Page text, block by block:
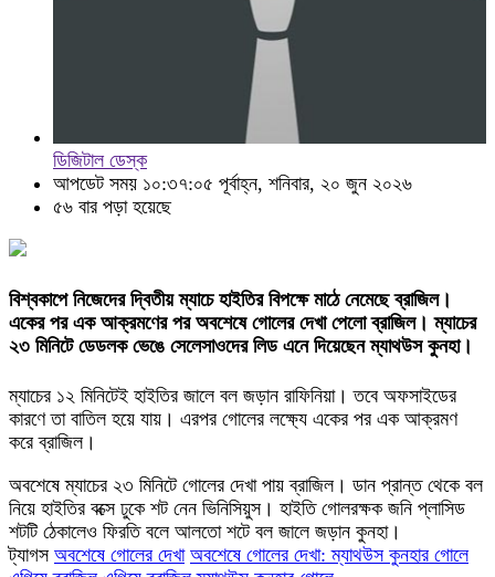
ডিজিটাল ডেস্ক
আপডেট সময় ১০:৩৭:০৫ পূর্বাহ্ন, শনিবার, ২০ জুন ২০২৬
৫৬ বার পড়া হয়েছে
বিশ্বকাপে নিজেদের দ্বিতীয় ম্যাচে হাইতির বিপক্ষে মাঠে নেমেছে ব্রাজিল।
একের পর এক আক্রমণের পর অবশেষে গোলের দেখা পেলো ব্রাজিল। ম্যাচের
২৩ মিনিটে ডেডলক ভেঙে সেলেসাওদের লিড এনে দিয়েছেন ম্যাথউস কুনহা।
ম্যাচের ১২ মিনিটেই হাইতির জালে বল জড়ান রাফিনিয়া। তবে অফসাইডের
কারণে তা বাতিল হয়ে যায়। এরপর গোলের লক্ষ্যে একের পর এক আক্রমণ
করে ব্রাজিল।
অবশেষে ম্যাচের ২৩ মিনিটে গোলের দেখা পায় ব্রাজিল। ডান প্রান্ত থেকে বল
নিয়ে হাইতির বক্সে ঢুকে শট নেন ভিনিসিয়ুস। হাইতি গোলরক্ষক জনি প্লাসিড
শটটি ঠেকালেও ফিরতি বলে আলতো শটে বল জালে জড়ান কুনহা।
ট্যাগস অবশেষে গোলের দেখা অবশেষে গোলের দেখা: ম্যাথউস কুনহার গোলে